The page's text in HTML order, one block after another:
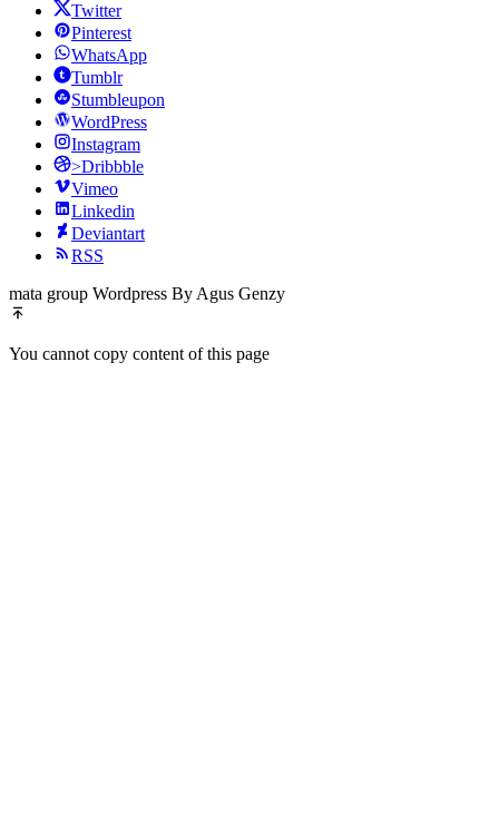
Twitter
Pinterest
WhatsApp
Tumblr
Stumbleupon
WordPress
Instagram
>Dribbble
Vimeo
Linkedin
Deviantart
RSS
mata group Wordpress By Agus Genzy
You cannot copy content of this page